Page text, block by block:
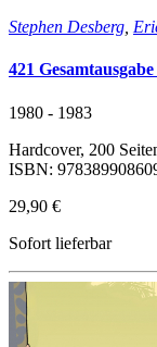
Stephen Desberg
421 Gesamtausgabe
1980 - 1983
Hardcover, 200
ISBN:
29,90 €
Sofort lieferbar